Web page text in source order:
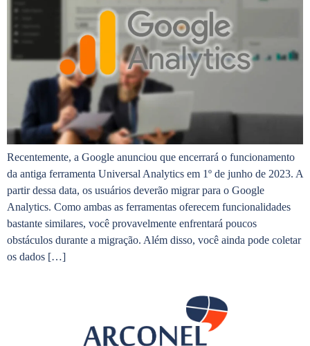
Recentemente, a Google anunciou que encerrará o funcionamento
da antiga ferramenta Universal Analytics em 1º de junho de 2023. A
partir dessa data, os usuários deverão migrar para o Google
Analytics. Como ambas as ferramentas oferecem funcionalidades
bastante similares, você provavelmente enfrentará poucos
obstáculos durante a migração. Além disso, você ainda pode coletar
os dados […]